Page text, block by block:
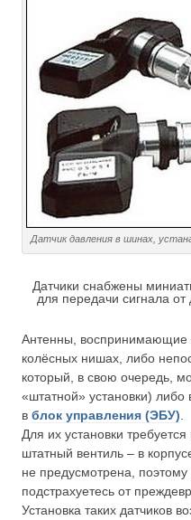
Датчик давления в шинах,
Датчики снабжены
для передачи сигнала
Антенны, воспринимающие
колёсных нишах, либо
который, в свою очередь,
«штатной» установки)
в блок управления (ЭБУ)
Для их установки
штатный вентиль – в
не предусмотрена,
подстрахуетесь от
Установка таких датчиков